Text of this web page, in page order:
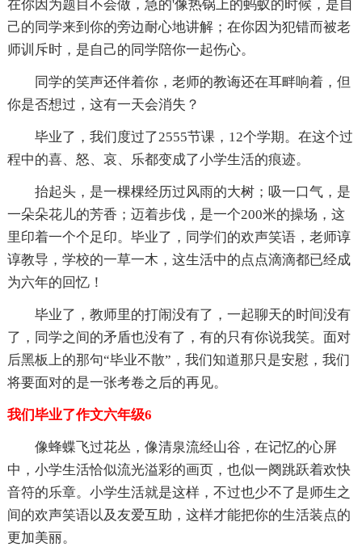
在你因为题目不会做，急的'像热锅上的蚂蚁的时候，是自
己的同学来到你的旁边耐心地讲解；在你因为犯错而被老
师训斥时，是自己的同学陪你一起伤心。
同学的笑声还伴着你，老师的教诲还在耳畔响着，但
你是否想过，这有一天会消失？
毕业了，我们度过了2555节课，12个学期。在这个过
程中的喜、怒、哀、乐都变成了小学生活的痕迹。
抬起头，是一棵棵经历过风雨的大树；吸一口气，是
一朵朵花儿的芳香；迈着步伐，是一个200米的操场，这
里印着一个个足印。毕业了，同学们的欢声笑语，老师谆
谆教导，学校的一草一木，这生活中的点点滴滴都已经成
为六年的回忆！
毕业了，教师里的打闹没有了，一起聊天的时间没有
了，同学之间的矛盾也没有了，有的只有你说我笑。面对
后黑板上的那句“毕业不散”，我们知道那只是安慰，我们
将要面对的是一张考卷之后的再见。
我们毕业了作文六年级6
像蜂蝶飞过花丛，像清泉流经山谷，在记忆的心屏
中，小学生活恰似流光溢彩的画页，也似一阕跳跃着欢快
音符的乐章。小学生活就是这样，不过也少不了是师生之
间的欢声笑语以及友爱互助，这样才能把你的生活装点的
更加美丽。